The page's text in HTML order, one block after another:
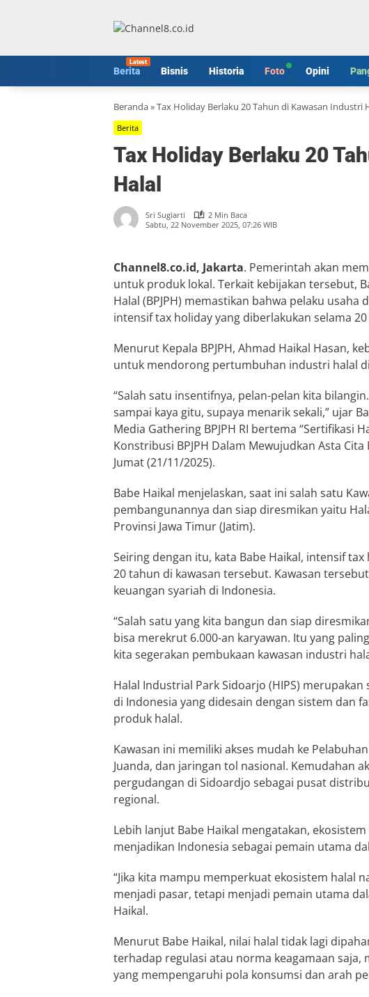
Berita Bisnis Historia Foto Opini
Beranda»Tax Holiday Berlaku 20 Tahun di Kawasan Industri
Berita
Tax Holiday Berlaku 20
Halal
Sri Sugiarti
2 Min Baca
Sabtu, 22 November 2025, 07:26 WIB
Channel8.co.id, Jakarta. Pemerintah akan
untuk produk lokal. Terkait kebijakan tersebut,
Halal (BPJPH) memastikan bahwa pelaku
intensif tax holiday yang diberlakukan selama
Menurut Kepala BPJPH, Ahmad Haikal Hasan,
untuk mendorong pertumbuhan industri halal
“Salah satu insentifnya, pelan-pelan kita
sampai kaya gitu, supaya menarik sekali,” ujar
Media Gathering BPJPH RI bertema “Sertifikasi
Konstribusi BPJPH Dalam Mewujudkan Asta
Jumat (21/11/2025).
Babe Haikal menjelaskan, saat ini salah satu
pembangunannya dan siap diresmikan yaitu
Provinsi Jawa Timur (Jatim).
Seiring dengan itu, kata Babe Haikal, intensif
20 tahun di kawasan tersebut. Kawasan
keuangan syariah di Indonesia.
“Salah satu yang kita bangun dan siap
bisa merekrut 6.000-an karyawan. Itu yang
kita segerakan pembukaan kawasan industri
Halal Industrial Park Sidoarjo (HIPS)
di Indonesia yang didesain dengan sistem dan
produk halal.
Kawasan ini memiliki akses mudah ke
Juanda, dan jaringan tol nasional. Kemudahan
pergudangan di Sidoardjo sebagai pusat
regional.
Lebih lanjut Babe Haikal mengatakan,
menjadikan Indonesia sebagai pemain utama
“Jika kita mampu memperkuat ekosistem halal
menjadi pasar, tetapi menjadi pemain utama
Haikal.
Menurut Babe Haikal, nilai halal tidak lagi
terhadap regulasi atau norma keagamaan
yang mempengaruhi pola konsumsi dan arah